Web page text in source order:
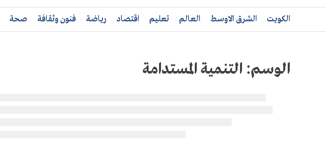
الكويت الشرق الاوسط العالم تعليم اقتصاد رياضة فنون وثقافة صحة
الوسم: التنمية المستدامة